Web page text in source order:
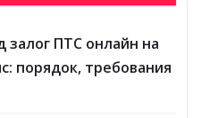
ПТС онлайн на
порядок, требования